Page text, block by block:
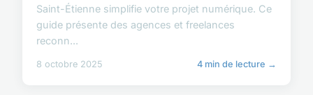
Saint-Étienne simplifie votre projet numérique. Ce
guide présente des agences et freelances
reconn...
8 octobre 2025 4 min de lecture →